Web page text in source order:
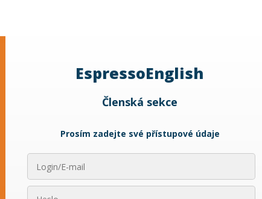
EspressoEnglish
Členská sekce
Prosím zadejte své přístupové údaje